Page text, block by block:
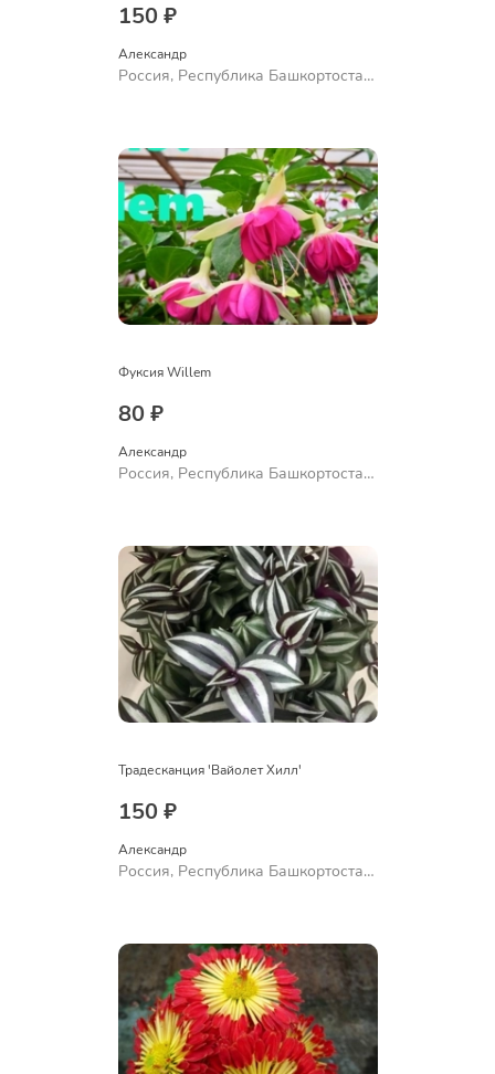
150 ₽
Александр
Россия, Республика Башкортостан,
Фуксия Willem
80 ₽
Александр
Россия, Республика Башкортостан,
Традесканция 'Вайолет Хилл'
150 ₽
Александр
Россия, Республика Башкортостан,